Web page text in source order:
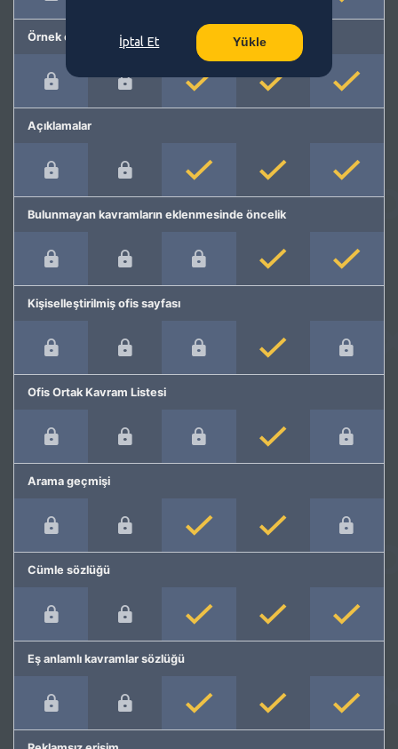
Örnek cümleler
Açıklamalar
Bulunmayan kavramların eklenmesinde öncelik
Kişiselleştirilmiş ofis sayfası
Ofis Ortak Kavram Listesi
Arama geçmişi
Cümle sözlüğü
Eş anlamlı kavramlar sözlüğü
İptal Et Yükle